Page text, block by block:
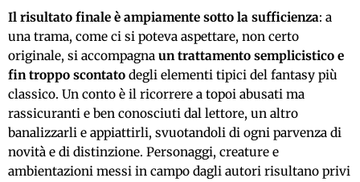
Il risultato finale è ampiamente sotto la sufficienza: a
una trama, come ci si poteva aspettare, non certo
originale, si accompagna un trattamento semplicistico e
fin troppo scontato degli elementi tipici del fantasy più
classico. Un conto è il ricorrere a topoi abusati ma
rassicuranti e ben conosciuti dal lettore, un altro
banalizzarli e appiattirli, svuotandoli di ogni parvenza di
novità e di distinzione. Personaggi, creature e
ambientazioni messi in campo dagli autori risultano privi